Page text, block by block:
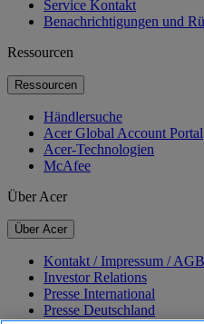
Service Kontakt
Benachrichtigungen und
Ressourcen
Ressourcen
Händlersuche
Acer Global Account Portal
Acer-Technologien
McAfee
Über Acer
Über Acer
Kontakt / Impressum / AGB
Investor Relations
Presse International
Presse Deutschland